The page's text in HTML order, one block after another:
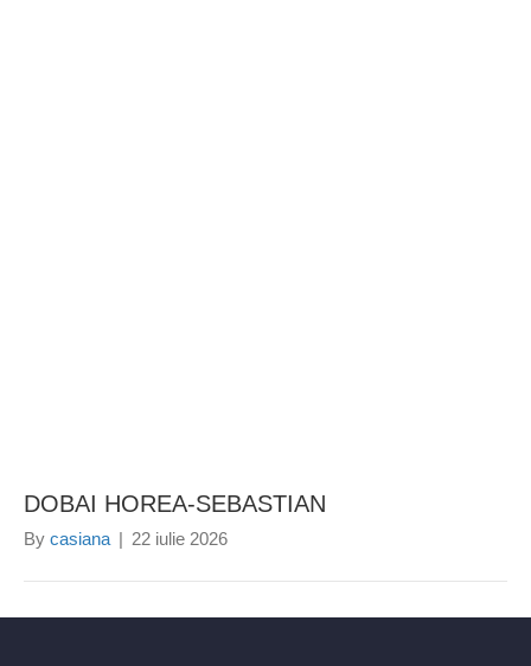
DOBAI HOREA-SEBASTIAN
By casiana | 22 iulie 2026